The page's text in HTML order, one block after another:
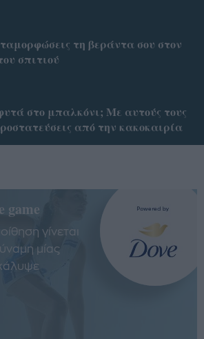
τη βεράντα σου στον
σπιτιού
στο μπαλκόνι; Με αυτούς τους
από την κακοκαιρία
game
γίνεται
μίας